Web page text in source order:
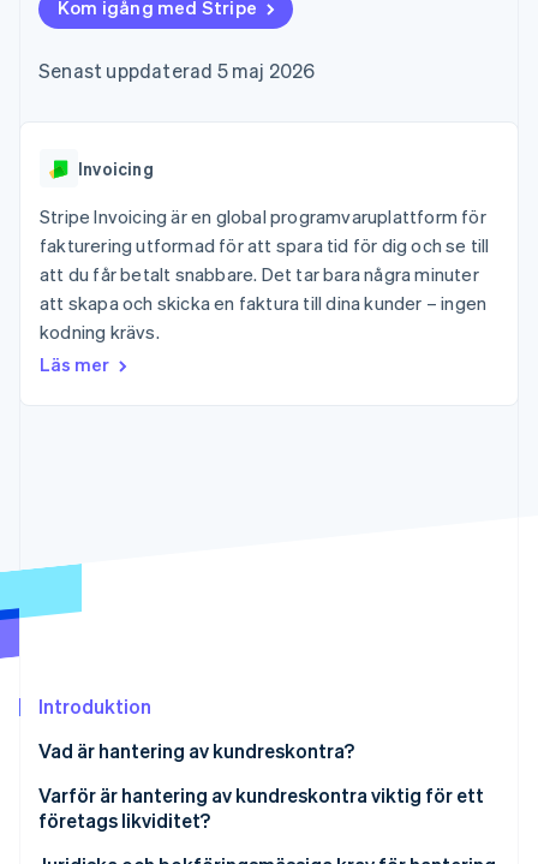
Link
Financial Connections
Stripe Sigma
rapporter
Mer
Product roadmap
Se vad som kommer härnäst
Radar
Bedrägeribekämpning
Atlas
Plattformar
Kreatörsekonomi
Spel
Besöksnäring, resor
och fritid
Försäkringsbolag
Media och
Offentlig sektor
Erbjud
fakturering
Utfärda stablecoin-
Tillhandahåll och
Resurser
Appintegrationer
Företag
Sessions årliga
Karriärer
Kontakt
Kontakta säljteamet
Kom igång med Stripe
Senast uppdaterad 5 maj 2026
Invoicing
Stripe Invoicing är en global programvaruplattform för
fakturering utformad för att spara tid för dig och se till
att du får betalt snabbare. Det tar bara några minuter
att skapa och skicka en faktura till dina kunder – ingen
kodning krävs.
Läs mer
Introduktion
Vad är hantering av kundreskontra?
Varför är hantering av kundreskontra viktig för ett
företags likviditet?